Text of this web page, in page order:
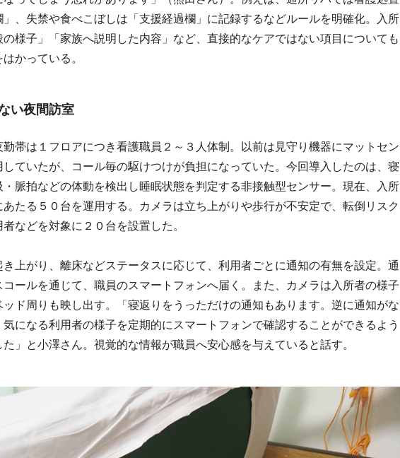
」、失禁や食べこぼしは「支援経過欄」に記録するなどルールを明確化。入所
の様子」「家族へ説明した内容」など、直接的なケアではない項目についても
かっている。
い夜間訪室
帯は１フロアにつき看護職員２～３人体制。以前は見守り機器にマットセン
していたが、コール毎の駆けつけが負担になっていた。今回導入したのは、寝
・脈拍などの体動を検出し睡眠状態を判定する非接触型センサー。現在、入所
あたる５０台を運用する。カメラは立ち上がりや歩行が不安定で、転倒リスク
などを対象に２０台を設置した。
上がり、離床などステータスに応じて、利用者ごとに通知の有無を設定。通
コールを通じて、職員のスマートフォンへ届く。また、カメラは入所者の様子
ッド周りも映し出す。「寝返りをうっただけの通知もあります。逆に通知がな
気になる利用者の様子を定期的にスマートフォンで確認することができるよう
た」と小澤さん。視覚的な情報が職員へ安心感を与えていると話す。